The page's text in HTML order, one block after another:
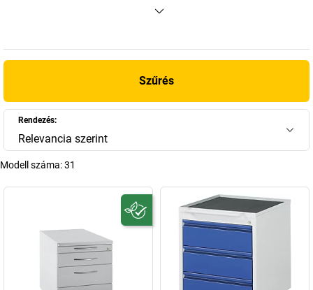
Szűrés
Rendezés:
Relevancia szerint
Modell száma:31